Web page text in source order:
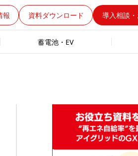
報 資料ダウンロード 導入相談
蓄電池・EV